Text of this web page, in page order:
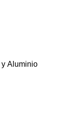
y Aluminio